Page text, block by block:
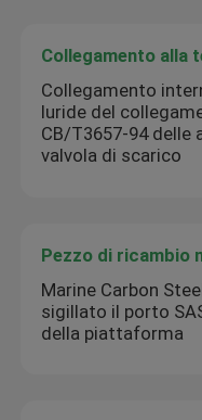
Collegamento alla
Collegamento
luride del
CB/T3657-94 delle
valvola di scarico
Pezzo di ricambio
Marine Carbon
sigillato il porto
della piattaforma